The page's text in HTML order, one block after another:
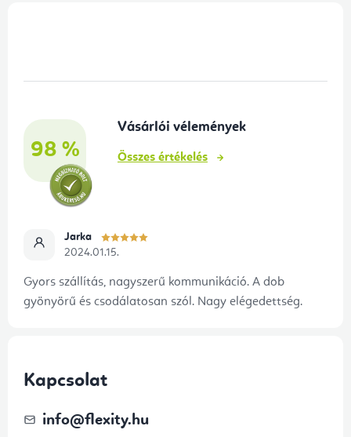
98 %
Vásárlói vélemények
Összes értékelés
Jarka
2024.01.15.
Gyors szállítás, nagyszerű kommunikáció. A dob
gyönyörű és csodálatosan szól. Nagy elégedettség.
Kapcsolat
info@flexity.hu